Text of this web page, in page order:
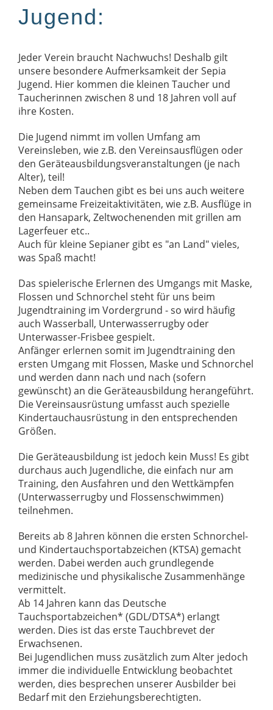
Jugend:
Jeder Verein braucht Nachwuchs! Deshalb gilt
unsere besondere Aufmerksamkeit der Sepia
Jugend. Hier kommen die kleinen Taucher und
Taucherinnen zwischen 8 und 18 Jahren voll auf
ihre Kosten.
Die Jugend nimmt im vollen Umfang am
Vereinsleben, wie z.B. den Vereinsausflügen oder
den Geräteausbildungsveranstaltungen (je nach
Alter), teil!
Neben dem Tauchen gibt es bei uns auch weitere
gemeinsame Freizeitaktivitäten, wie z.B. Ausflüge in
den Hansapark, Zeltwochenenden mit grillen am
Lagerfeuer etc..
Auch für kleine Sepianer gibt es "an Land" vieles,
was Spaß macht!
Das spielerische Erlernen des Umgangs mit Maske,
Flossen und Schnorchel steht für uns beim
Jugendtraining im Vordergrund - so wird häufig
auch Wasserball, Unterwasserrugby oder
Unterwasser-Frisbee gespielt.
Anfänger erlernen somit im Jugendtraining den
ersten Umgang mit Flossen, Maske und Schnorchel
und werden dann nach und nach (sofern
gewünscht) an die Geräteausbildung herangeführt.
Die Vereinsausrüstung umfasst auch spezielle
Kindertauchausrüstung in den entsprechenden
Größen.
Die Geräteausbildung ist jedoch kein Muss! Es gibt
durchaus auch Jugendliche, die einfach nur am
Training, den Ausfahren und den Wettkämpfen
(Unterwasserrugby und Flossenschwimmen)
teilnehmen.
Bereits ab 8 Jahren können die ersten Schnorchel-
und Kindertauchsportabzeichen (KTSA) gemacht
werden. Dabei werden auch grundlegende
medizinische und physikalische Zusammenhänge
vermittelt.
Ab 14 Jahren kann das Deutsche
Tauchsportabzeichen* (GDL/DTSA*) erlangt
werden. Dies ist das erste Tauchbrevet der
Erwachsenen.
Bei Jugendlichen muss zusätzlich zum Alter jedoch
immer die individuelle Entwicklung beobachtet
werden, dies besprechen unserer Ausbilder bei
Bedarf mit den Erziehungsberechtigten.